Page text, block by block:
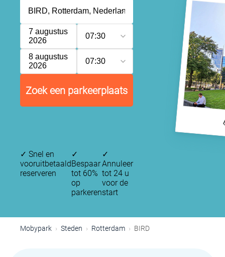
7 augustus
2026
07:30
8 augustus
2026
07:30
Zoek een parkeerplaats
✓ Snel en
vooruitbetaald
reserveren
✓
Bespaar
tot 60%
op
parkeren
✓
Annuleer
tot 24 u
voor de
start
Mobypark Steden Rotterdam BIRD